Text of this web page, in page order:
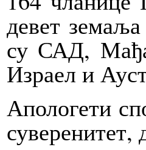
девет
су САД,
Израел и
Апологети